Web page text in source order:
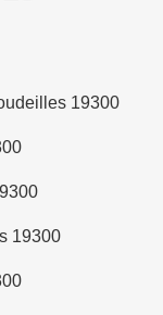
19300
19300